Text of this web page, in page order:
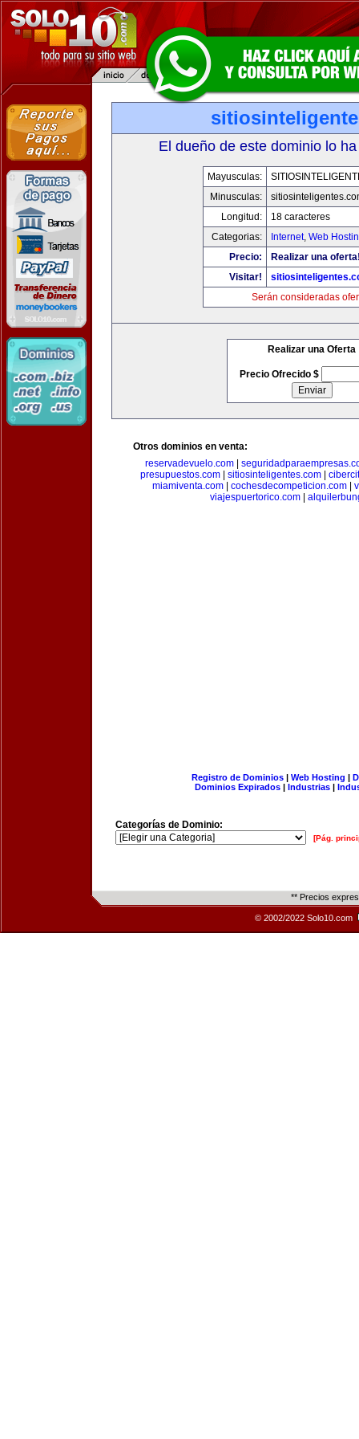
El dueño de este dominio lo
Mayusculas:
Minusculas:
Longitud:
18 caracteres
Categorias:
Internet, Web
Precio:
Realizar una
Visitar!
Serán consideradas
Realizar una Oferta
Precio Ofrecido $
Otros dominios en venta:
reservadevuelo.com
presupuestos.com| sitiosinteligentes.com|
miamiventa.com
cochesdecompeticion.com
viajespuertorico.com|
Registro de Dominios| Web Hosting |
Dominios Expirados | Industrias |
Categorías de Dominio:
[Pág.
** Precios
© 2002/2022 Solo10.com